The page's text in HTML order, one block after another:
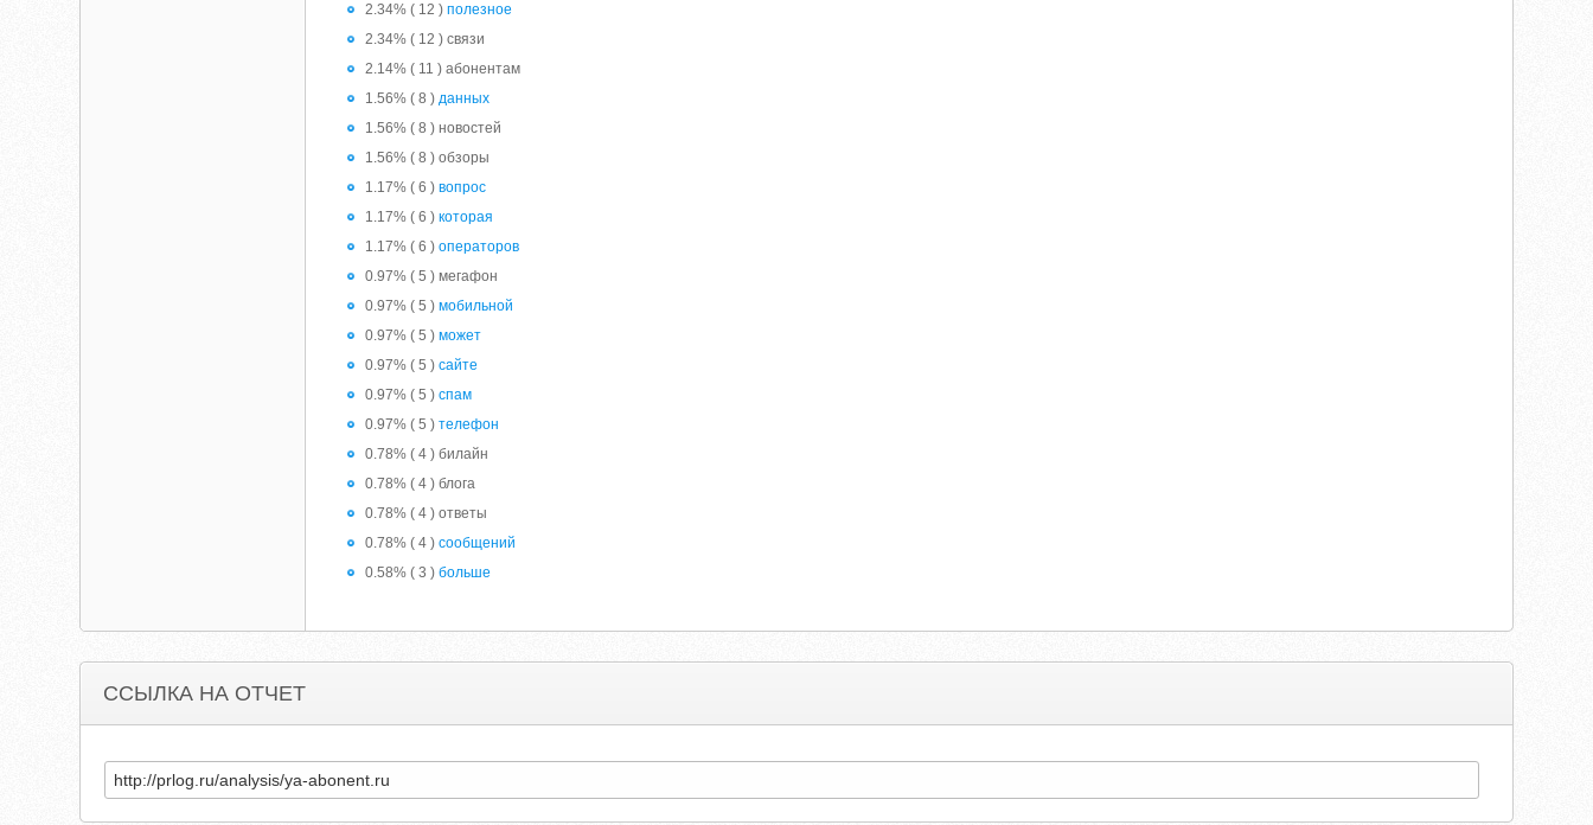
2.34% ( 12 )полезное
2.34% ( 12 ) связи
2.14% ( 11 ) абонентам
1.56% ( 8 )данных
1.56% ( 8 ) новостей
1.56% ( 8 ) обзоры
1.17% ( 6 )вопрос
1.17% ( 6 )которая
1.17% ( 6 )операторов
0.97% ( 5 ) мегафон
0.97% ( 5 )мобильной
0.97% ( 5 )может
0.97% ( 5 )сайте
0.97% ( 5 )спам
0.97% ( 5 )телефон
0.78% ( 4 ) билайн
0.78% ( 4 ) блога
0.78% ( 4 ) ответы
0.78% ( 4 )сообщений
0.58% ( 3 )больше
ССЫЛКА НА ОТЧЕТ